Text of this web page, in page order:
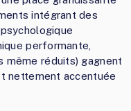
intégrant des
performante,
même réduits) gagnent
nettement accentuée